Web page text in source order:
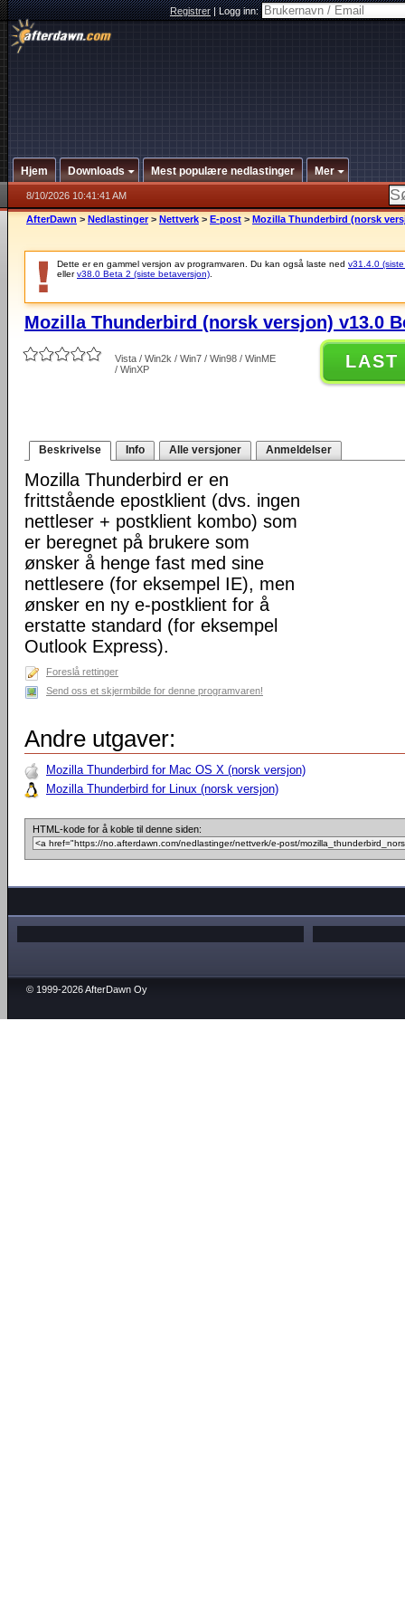
Registrer|Logg inn:
Hjem Downloads Mest populære nedlastinger Mer
8/10/2026 10:41:41 AM
AfterDawn > Nedlastinger > Nettverk > E-post > Mozilla Thunderbird (norsk
Dette er en gammel versjon av programvaren. Du kan også laste ned v31.4.0
ellerv38.0 Beta 2 (siste betaversjon)
Mozilla Thunderbird (norsk versjon) v13.0
Vista / Win2k / Win7 / Win98 / WinME
/ WinXP
LAST
Beskrivelse Info Alle versjoner Anmeldelser
Mozilla Thunderbird er en
frittstående epostklient (dvs. ingen
nettleser + postklient kombo) som
er beregnet på brukere som
ønsker å henge fast med sine
nettlesere (for eksempel IE), men
ønsker en ny e-postklient for å
erstatte standard (for eksempel
Outlook Express).
Foreslå rettinger
Send oss et skjermbilde for denne programvaren!
Andre utgaver:
Mozilla Thunderbird for Mac OS X (norsk versjon)
Mozilla Thunderbird for Linux (norsk versjon)
HTML-kode for å koble til denne siden:
© 1999-2026 AfterDawn Oy